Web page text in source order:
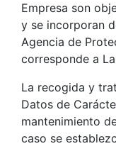
Empresa son
y se incorporan
Agencia de
corresponde a
La recogida y
Datos de
mantenimiento
caso se